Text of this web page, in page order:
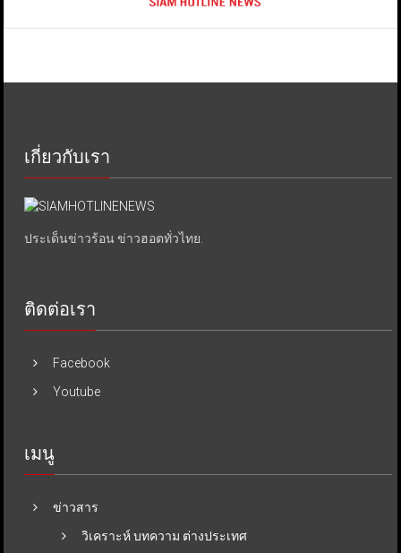
เกี่ยวกับเรา
ประเด็นข่าวร้อน ข่าวฮอตทั่วไทย.
ติดต่อเรา
Facebook
Youtube
เมนู
ข่าวสาร
วิเคราะห์ บทความ ต่างประเทศ